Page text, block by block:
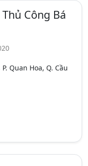
Công Bá
Quan Hoa, Q. Cầu